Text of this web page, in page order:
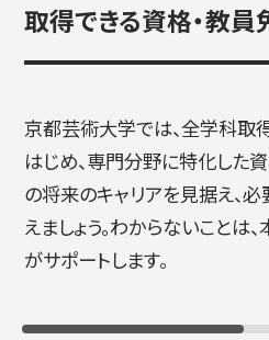
取得できる資格・教員
京都芸術大学では、全学科取
はじめ、専門分野に特化した
の将来のキャリアを見据え、
えましょう。わからないことは
がサポートします。